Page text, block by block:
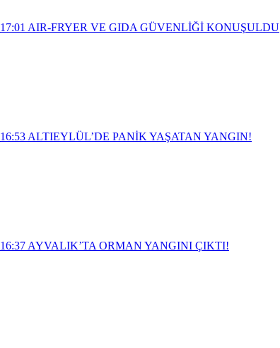
17:01 AIR-FRYER VE GIDA GÜVENLİĞİ KONUŞULDU
16:53 ALTIEYLÜL’DE PANİK YAŞATAN YANGIN!
16:37 AYVALIK’TA ORMAN YANGINI ÇIKTI!